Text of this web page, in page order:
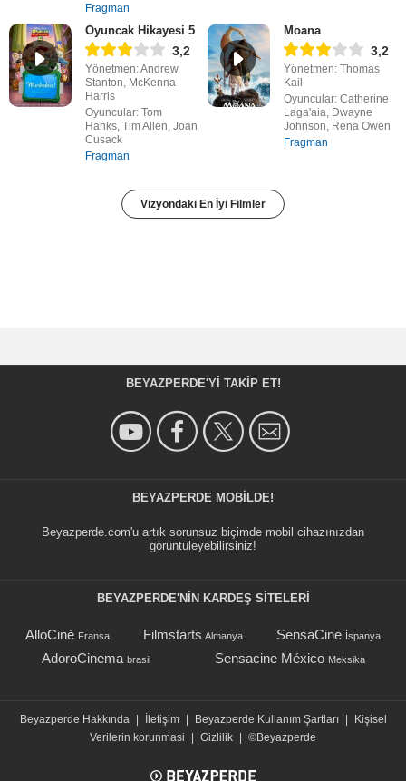
Fragman
Oyuncak Hikayesi 5
3,2
Yönetmen: Andrew
Stanton, McKenna
Harris
Oyuncular: Tom
Hanks, Tim Allen, Joan
Cusack
Fragman
Moana
3,2
Yönetmen: Thomas
Kail
Oyuncular: Catherine
Laga'aia, Dwayne
Johnson, Rena Owen
Fragman
Vizyondaki En İyi Filmler
BEYAZPERDE'YI TAKIP ET!
BEYAZPERDE MOBILDE!
Beyazperde.com'u artık sorunsuz biçimde mobil cihazınızdan
görüntüleyebilirsiniz!
BEYAZPERDE'NIN KARDEŞ SİTELERİ
AlloCiné Fransa Filmstarts Almanya SensaCine İspanya
AdoroCinema brasil Sensacine México Meksika
Beyazperde Hakkında | İletişim | Beyazperde Kullanım Şartları |
Kişisel
Verilerin korunmasi
| Gizlilik | ©Beyazperde